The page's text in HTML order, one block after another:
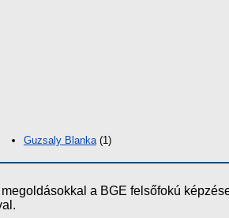
Guzsaly Blanka (1)
a BGE felsőfokú